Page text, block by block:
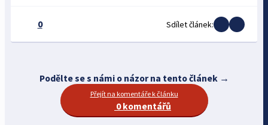
0 Sdílet článek:
Podělte se s námi o názor na tento článek →
Přejít na komentáře k článku
0 komentářů